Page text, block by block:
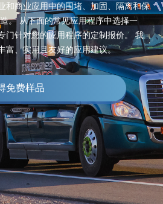
和商业应用中的围堵、加固、隔离和保
。 从下面的常见应用程序中选择一
门针对您的应用程序的定制报价。 我
富、实用且友好的应用建议。
免费样品